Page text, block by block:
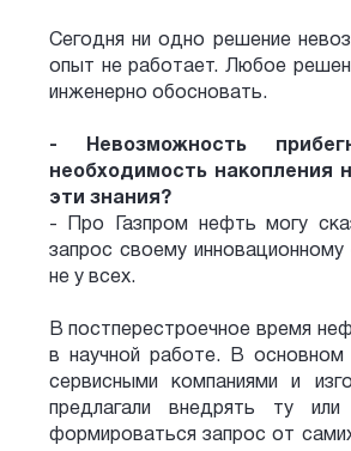
Сегодня ни одно решение
опыт не работает. Любое
инженерно обосновать.
- Невозможность
необходимость накопления
эти знания?
- Про Газпром нефть могу
запрос своему
не у всех.
В постперестроечное время
в научной работе. В основном
сервисными компаниями и
предлагали внедрять ту
формироваться запрос от